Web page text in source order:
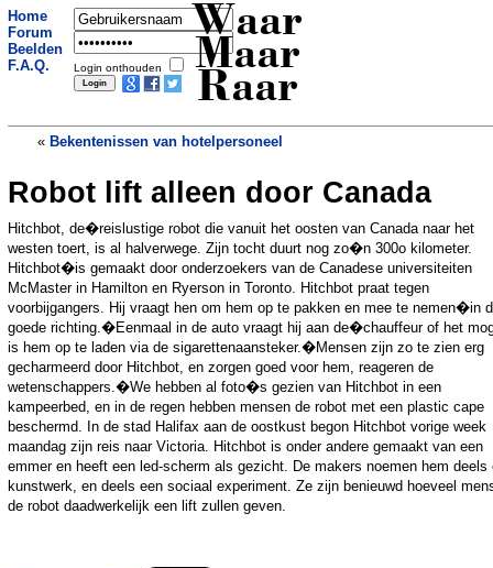
Home
Forum
Beelden
F.A.Q.
Login onthouden
Waar
Maar
Raar
« Bekentenissen van hotelpersoneel
Kurk wordt man fataal»
Robot lift alleen door Canada
Hitchbot, de�reislustige robot die vanuit het oosten van Canada naar het
westen toert, is al halverwege. Zijn tocht duurt nog zo�n 300o kilometer.
Hitchbot�is gemaakt door onderzoekers van de Canadese universiteiten
McMaster in Hamilton en Ryerson in Toronto. Hitchbot praat tegen
voorbijgangers. Hij vraagt hen om hem op te pakken en mee te nemen�in
goede richting.�Eenmaal in de auto vraagt hij aan de�chauffeur of het
is hem op te laden via de sigarettenaansteker.�Mensen zijn zo te zien erg
gecharmeerd door Hitchbot, en zorgen goed voor hem, reageren de
wetenschappers.�We hebben al foto�s gezien van Hitchbot in een
kampeerbed, en in de regen hebben mensen de robot met een plastic cape
beschermd. In de stad Halifax aan de oostkust begon Hitchbot vorige week
maandag zijn reis naar Victoria. Hitchbot is onder andere gemaakt van een
emmer en heeft een led-scherm als gezicht. De makers noemen hem deels
kunstwerk, en deels een sociaal experiment. Ze zijn benieuwd hoeveel
de robot daadwerkelijk een lift zullen geven.